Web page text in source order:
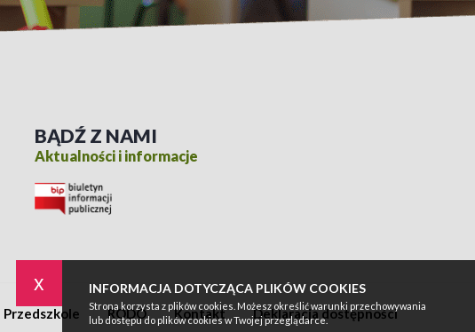
x INFORMACJA DOTYCZĄCA PLIKÓW COOKIES
Strona korzysta z plików cookies. Możesz określić warunki przechowywania
lub dostępu do plików cookies w Twojej przeglądarce.
BĄDŹ Z NAMI
Aktualności i informacje
Przedszkole RODO Kontakt Deklaracja dostępności